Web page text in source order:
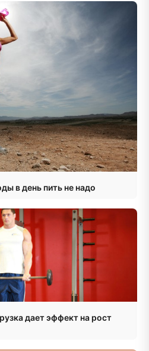
в день пить не надо
дает эффект на рост